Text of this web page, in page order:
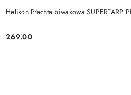
Helikon Płachta biwakowa SUPERTARP
Cena:
269.00